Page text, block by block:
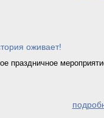
оживает!
праздничное